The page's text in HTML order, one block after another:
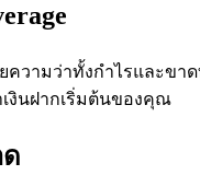
ยความว่าทั้งกำไรและข
เงินฝากเริ่มต้นของคุณ